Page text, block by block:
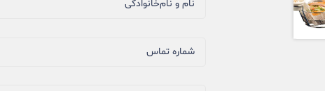
نام و نام‌خانوادگی
شماره تماس